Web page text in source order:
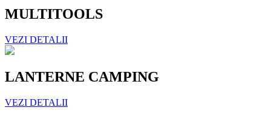
MULTITOOLS
VEZI DETALII
LANTERNE CAMPING
VEZI DETALII